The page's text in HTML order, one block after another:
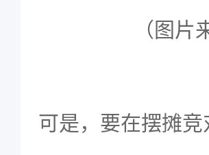
（图
可是，要在摆摊